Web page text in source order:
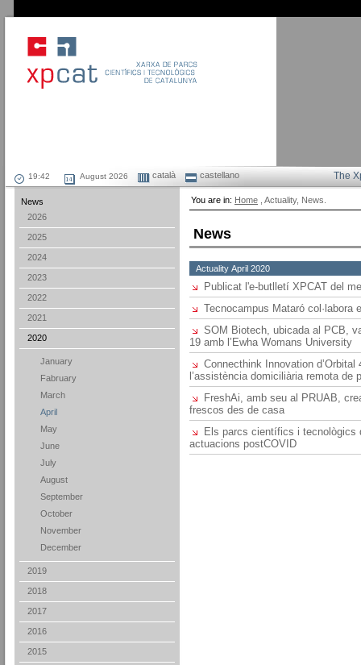
August 2026 català castellano The
News
2026
2025
2024
2023
2022
2021
2020
January
Fabruary
March
April
May
June
July
August
September
October
November
December
2019
2018
2017
2016
2015
You are in: Home , Actuality, News.
News
Actuality April 2020
Publicat l'e-butlletí XPCAT del
Tecnocampus Mataró col·labora
SOM Biotech, ubicada al PCB,
19 amb l’Ewha Womans University
Connecthink Innovation
l’assistència domiciliària remota de
FreshAi, amb seu al PRUAB,
frescos des de casa
Els parcs científics i tecnològics
actuacions postCOVID